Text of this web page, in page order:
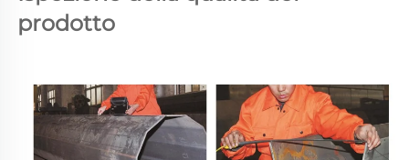
prodotto